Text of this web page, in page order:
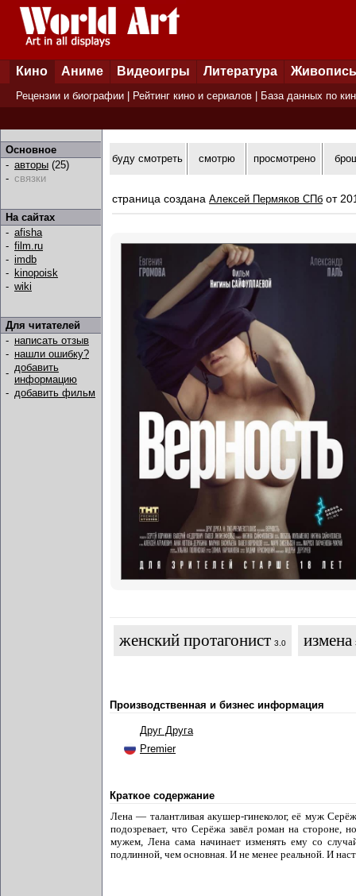
Кино Аниме Видеоигры Литература Живопись
Рецензии и биографии Рейтинг кино и сериалов База данных по
Основное
- авторы (25)
- связки
На сайтах
- afisha
- film.ru
- imdb
- kinopoisk
- wiki
Для читателей
- написать отзыв
- нашли ошибку?
- добавить
информацию
- добавить фильм
буду смотреть смотрю просмотрено
страница создана Алексей Пермяков СПб от
женский протагонист 3.0 измена
Производственная и бизнес информация
Друг Друга
Premier
Краткое содержание
Лена — талантливая акушер-гинеколог, её муж
подозревает, что Серёжа завёл роман на стороне,
мужем, Лена сама начинает изменять ему со
подлинной, чем основная. И не менее реальной. И